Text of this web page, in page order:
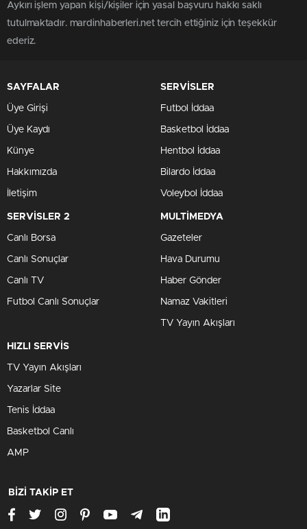
Aykırı işlem yapan kişi/kişiler için yasal başvuru hakkı saklı
tutulmaktadır. mardinhaberleri.net tercih ettiğiniz için teşekkür
ederiz.
SAYFALAR
Üye Girişi
Üye Kaydı
Künye
Hakkımızda
İletişim
SERVİSLER
Futbol İddaa
Basketbol İddaa
Hentbol İddaa
Bilardo İddaa
Voleybol İddaa
SERVİSLER 2
Canlı Borsa
Canlı Sonuçlar
Canlı TV
Futbol Canlı Sonuçlar
MULTİMEDYA
Gazeteler
Hava Durumu
Haber Gönder
Namaz Vakitleri
TV Yayın Akışları
HIZLI SERVİS
TV Yayın Akışları
Yazarlar Site
Tenis İddaa
Basketbol Canlı
AMP
BİZİ TAKİP ET